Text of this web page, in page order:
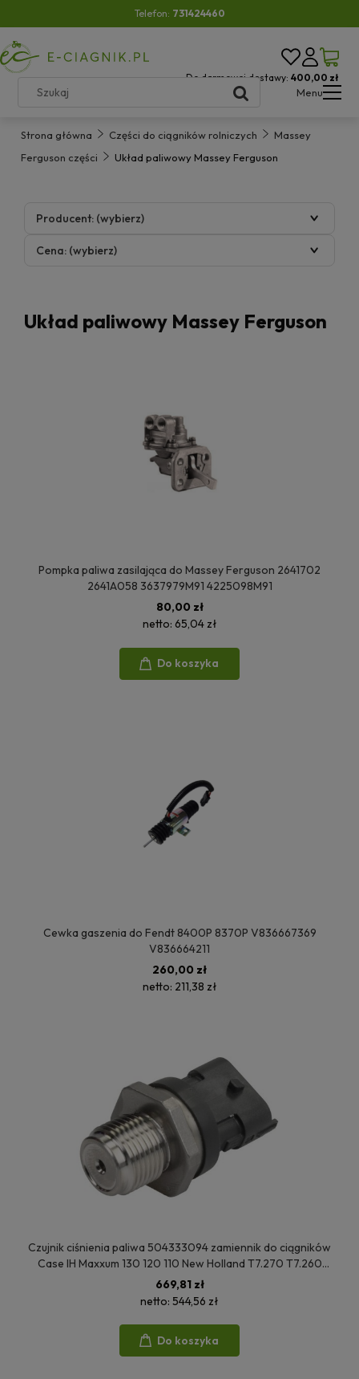
Telefon: 731424460
Do darmowej dostawy: 400,00 zł
Menu
Strona główna Części do ciągników rolniczych
Massey
Ferguson części
Układ paliwowy Massey Ferguson
Producent: (wybierz)
Cena: (wybierz)
Układ paliwowy Massey Ferguson
Pompka paliwa zasilająca do Massey Ferguson 2641702
2641A058 3637979M91 4225098M91
80,00 zł
netto: 65,04 zł
Do koszyka
Cewka gaszenia do Fendt 8400P 8370P V836667369
V836664211
260,00 zł
netto: 211,38 zł
Czujnik ciśnienia paliwa 504333094 zamiennik do ciągników
Case IH Maxxum 130 120 110 New Holland T7.270 T7.260
T7.210 T7060
669,81 zł
netto: 544,56 zł
Do koszyka